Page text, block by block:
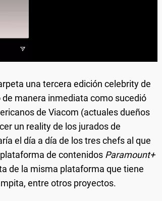
una tercera edición celebrity de
de manera inmediata como sucedió
de Viacom (actuales dueños
un reality de los jurados de
el día a día de los tres chefs al que
de contenidos Paramount+
de la misma plataforma que tiene
entre otros proyectos.